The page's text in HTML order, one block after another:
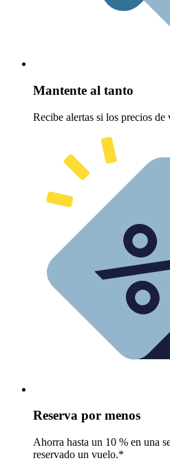
Mantente al tanto
Recibe alertas si los precios
Reserva por menos
Ahorra hasta un 10 % en una
reservado un vuelo.*